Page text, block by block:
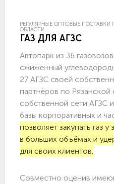
РЕГУЛЯРНЫЕ ОПТОВЫЕ ПОСТАВКИ
ОБЛАСТИ
ГАЗ ДЛЯ АГЗС
Автопарк из 36
сжиженный
27 АГЗС своей
партнёров по
собственной сети АГЗС
базы корпоративных и
позволяет закупать газ
в больших объёмах и
для своих клиентов.
Совместно оценив